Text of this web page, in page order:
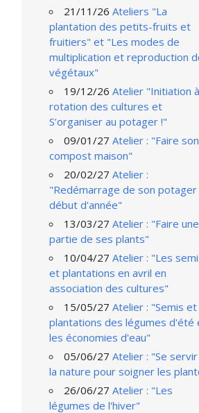
21/11/26 Ateliers "La
plantation des petits-fruits et
fruitiers" et "Les modes de
multiplication et reproduction
végétaux"
19/12/26 Atelier "Initiation
rotation des cultures et
S’organiser au potager !"
09/01/27 Atelier : "Faire son
compost maison"
20/02/27 Atelier :
"Redémarrage de son potager
début d'année"
13/03/27 Atelier : "Faire une
partie de ses plants"
10/04/27 Atelier : "Les
et plantations en avril en
association des cultures"
15/05/27 Atelier : "Semis et
plantations des légumes d'été
les économies d'eau"
05/06/27 Atelier : "Se
la nature pour soigner les
26/06/27 Atelier : "Les
légumes de l'hiver"